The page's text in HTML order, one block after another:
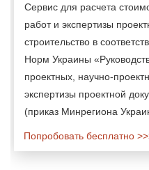
Сервис для расчета
работ и экспертизы
строительство в
Норм Украины
проектных, научно-
экспертизы проектной
(приказ Минрегиона
Попробовать бесплатно